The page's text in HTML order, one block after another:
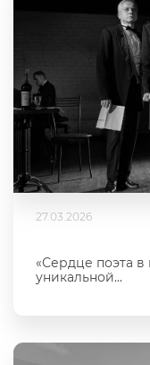
27.03.2026
«Сердце поэта в
уникальной...